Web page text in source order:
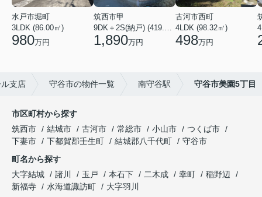
水戸市堀町
3LDK (86.00㎡)
980万円
筑西市甲
9DK＋2S(納戸) (419.56㎡)
1,890万円
古河市西町
4LDK (98.32㎡)
498万円
支店 守谷市の物件一覧 南守谷駅 守谷市美園5丁目
市区町村から探す
筑西市
結城市 古河市 常総市 小山市
つくば市
下妻市
下都賀郡壬生町 結城郡八千代町
守谷市
町名から探す
大字結城
諸川 玉戸 本石下 二木成 幸町
稲野辺
新福寺
水海道諏訪町
大字羽川